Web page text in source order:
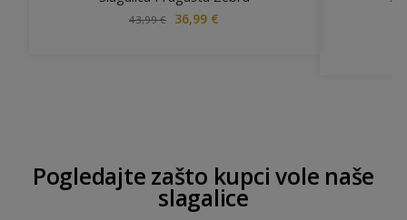
43,99€ 36,99 €
Pogledajte zašto kupci vole naše
slagalice